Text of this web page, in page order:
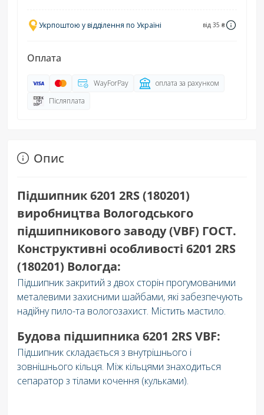
Укрпоштою у відділення по Україні від 35 ₴
Оплата
WayForPay
оплата за рахунком
Післяплата
Опис
Підшипник 6201 2RS (180201)
виробництва Вологодського
підшипникового заводу (VBF) ГОСТ.
Конструктивні особливості 6201 2RS
(180201) Вологда:
Підшипник закритий з двох сторін прогумованими
металевими захисними шайбами, які забезпечують
надійну пило-та вологозахист. Містить мастило.
Будова підшипника 6201 2RS VBF:
Підшипник складається з внутрішнього і
зовнішнього кільця. Між кільцями знаходиться
сепаратор з тілами кочення (кульками).